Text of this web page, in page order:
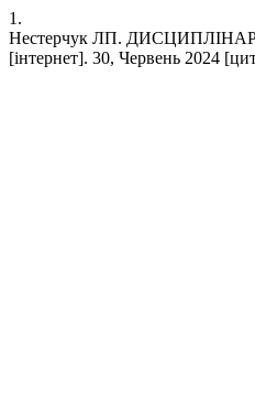
1.
Нестерчук ЛП.
[інтернет]. 30, Червень 2024